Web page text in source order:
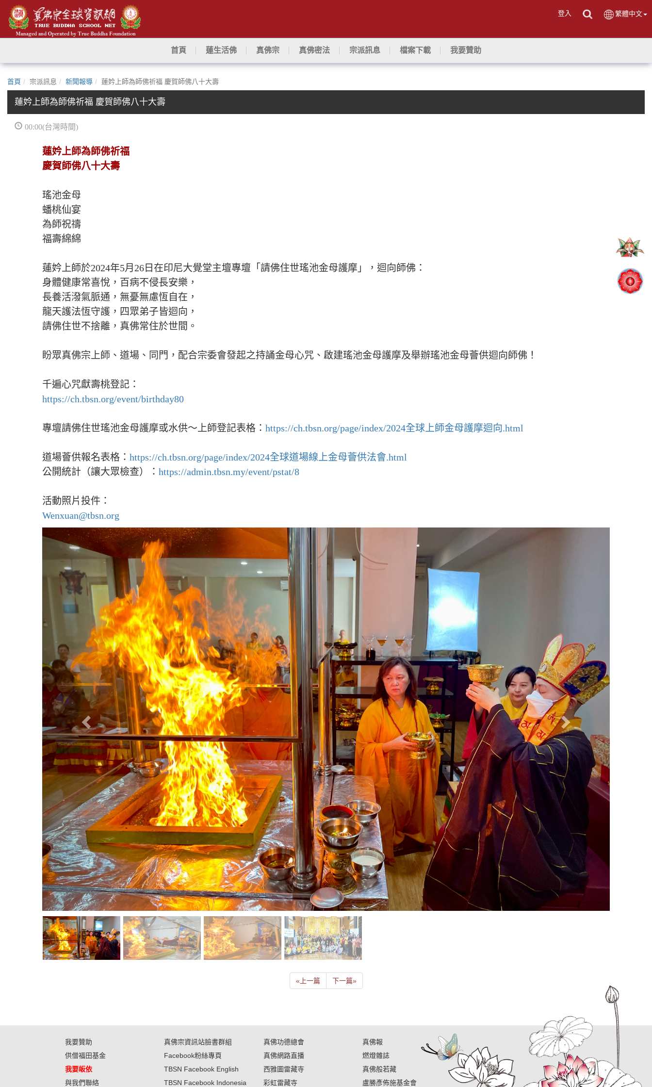
登入 繁體中文
首頁 蓮生活佛 真佛宗 真佛密法 宗派訊息 檔案下載 我要贊助
首頁 宗派訊息 新聞報導 蓮妗上師為師佛祈福 慶賀師佛八十大壽
蓮妗上師為師佛祈福 慶賀師佛八十大壽
00:00(台灣時間)
蓮妗上師為師佛祈福
慶賀師佛八十大壽
瑤池金母
蟠桃仙宴
為師祝禱
福壽綿綿
蓮妗上師於2024年5月26日在印尼大覺堂主壇專壇「請佛住世瑤池金母護摩」，迴向師佛：
身體健康常喜悅，百病不侵長安樂，
長養活潑氣脈通，無憂無慮恆自在，
龍天護法恆守護，四眾弟子皆迴向，
請佛住世不捨離，真佛常住於世間。
盼眾真佛宗上師、道場、同門，配合宗委會發起之持誦金母心咒、啟建瑤池金母護摩及舉辦瑤池金母薈供迴向師佛！
千遍心咒獻壽桃登記：
https://ch.tbsn.org/event/birthday80
專壇請佛住世瑤池金母護摩或水供～上師登記表格： https://ch.tbsn.org/page/index/2024全球上師金母護摩迴向.html
道場薈供報名表格： https://ch.tbsn.org/page/index/2024全球道場線上金母薈供法會.html
公開統計（讓大眾檢查）： https://admin.tbsn.my/event/pstat/8
活動照片投件：
Wenxuan@tbsn.org
« 上一篇 下一篇»
我要贊助
供僧福田基金
我要皈依
與我們聯絡
真佛宗資訊站臉書群組
Facebook粉絲專頁
TBSN Facebook English
TBSN Facebook Indonesia
真佛功德總會
真佛網路直播
西雅圖雷藏寺
彩虹雷藏寺
真佛報
燃燈雜誌
真佛般若藏
盧勝彥佈施基金會